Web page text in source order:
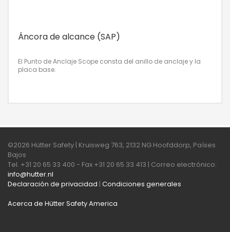
Áncora de alcance (SAP)
El Punto de Anclaje Scope consta del anillo de anclaje y la
placa base.
©2026 Hütter Safety | Kruisweg 763, 2132 NG Hoofddorp, Países
Bajos
Tel. +31 20 65 33 400 - Fax +31 20 65 33 413 | Correo electrónico:
info@hutter.nl
Declaración de privacidad | Condiciones generales
Acerca de Hütter Safety America